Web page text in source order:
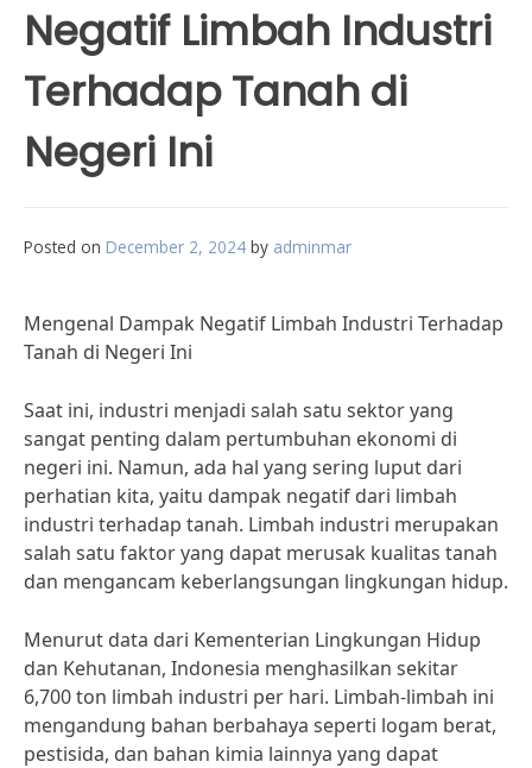
Negatif Limbah Industri
Terhadap Tanah di
Negeri Ini
Posted on December 2, 2024 by adminmar
Mengenal Dampak Negatif Limbah Industri Terhadap
Tanah di Negeri Ini
Saat ini, industri menjadi salah satu sektor yang
sangat penting dalam pertumbuhan ekonomi di
negeri ini. Namun, ada hal yang sering luput dari
perhatian kita, yaitu dampak negatif dari limbah
industri terhadap tanah. Limbah industri merupakan
salah satu faktor yang dapat merusak kualitas tanah
dan mengancam keberlangsungan lingkungan hidup.
Menurut data dari Kementerian Lingkungan Hidup
dan Kehutanan, Indonesia menghasilkan sekitar
6,700 ton limbah industri per hari. Limbah-limbah ini
mengandung bahan berbahaya seperti logam berat,
pestisida, dan bahan kimia lainnya yang dapat